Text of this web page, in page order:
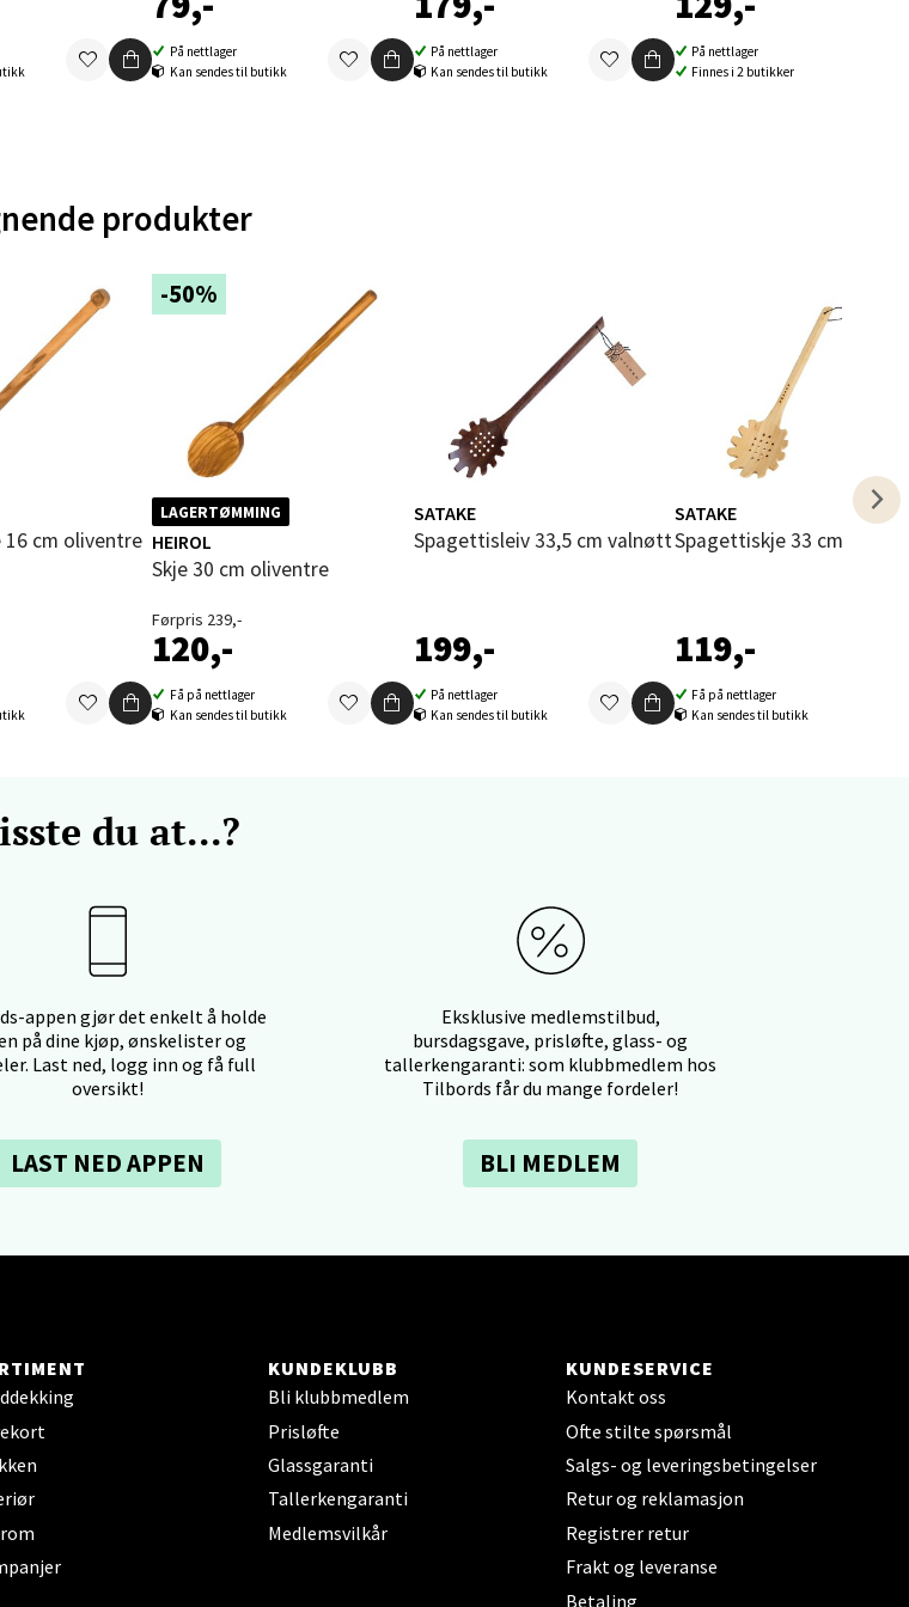
På nettlager
Kan sendes til butikk
På nettlager
Kan sendes til butikk
På nettlager
Finnes i 2 butikker
produkter
16 cm oliventre
-50%
LAGERTØMMING
HEIROL
Skje 30 cm oliventre
Førpris 239,-
120,-
Få på nettlager
Kan sendes til butikk
SATAKE
Spagettisleiv 33,5 cm valnøtt
199,-
På nettlager
Kan sendes til butikk
SATAKE
Spagettiskje 33 cm
119,-
Få på nettlager
Kan sendes til butikk
du at...?
appen gjør det enkelt å holde
på dine kjøp, ønskelister og
Last ned, logg inn og få full
oversikt!
LAST NED APPEN
Eksklusive medlemstilbud,
bursdagsgave, prisløfte, glass- og
tallerkengaranti: som klubbmedlem hos
Tilbords får du mange fordeler!
BLI MEDLEM
KUNDEKLUBB
Bli klubbmedlem
Prisløfte
Glassgaranti
Tallerkengaranti
Medlemsvilkår
KUNDESERVICE
Kontakt oss
Ofte stilte spørsmål
Salgs- og leveringsbetingelser
Retur og reklamasjon
Registrer retur
Frakt og leveranse
Betaling
3, 7340 Oppdal
Orkanger
113, 7300 Orkanger
Sartor
6, 1400 Ski
Velg